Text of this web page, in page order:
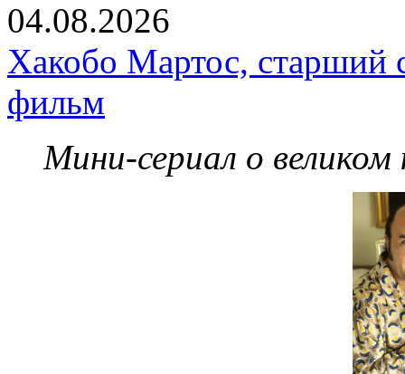
04.08.2026
Хакобо Мартос, старший
фильм
Мини-сериал о великом